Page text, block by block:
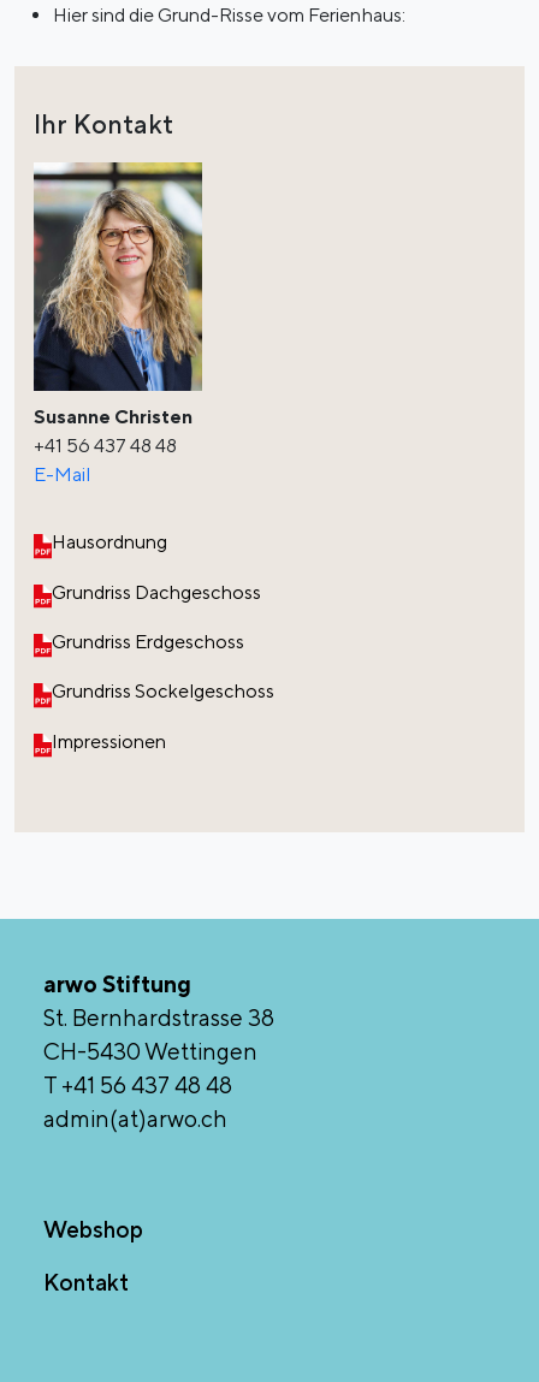
Hier sind die Grund-Risse vom Ferienhaus:
Ihr Kontakt
Susanne Christen
+41 56 437 48 48
E-Mail
Hausordnung
Grundriss Dachgeschoss
Grundriss Erdgeschoss
Grundriss Sockelgeschoss
Impressionen
arwo Stiftung
St. Bernhardstrasse 38
CH-5430 Wettingen
T +41 56 437 48 48
admin(at)arwo.ch
Webshop
Kontakt